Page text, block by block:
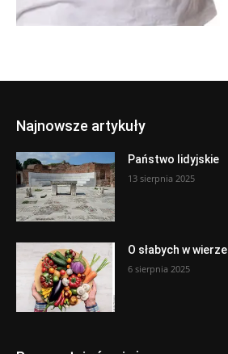
Najnowsze artykuły
Państwo lidyjskie
13 sierpnia 2025
O słabych w wierze
6 sierpnia 2025